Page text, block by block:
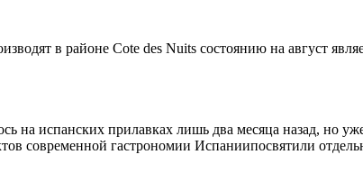
в районе Cote des Nuits состоянию на август
на испанских прилавках лишь два месяца назад, но
современной гастрономии Испаниипосвятили